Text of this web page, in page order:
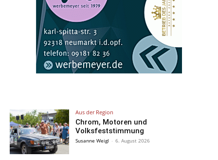
Aus der Region
Chrom, Motoren und
Volksfeststimmung
Susanne Weigl - 6. August 2026